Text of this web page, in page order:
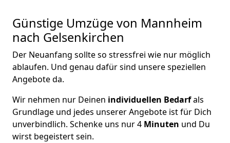
Günstige Umzüge von Mannheim
nach Gelsenkirchen
Der Neuanfang sollte so stressfrei wie nur möglich
ablaufen. Und genau dafür sind unsere speziellen
Angebote da.
Wir nehmen nur Deinen individuellen Bedarfals
Grundlage und jedes unserer Angebote ist für Dich
unverbindlich. Schenke uns nur 4 Minuten und Du
wirst begeistert sein.